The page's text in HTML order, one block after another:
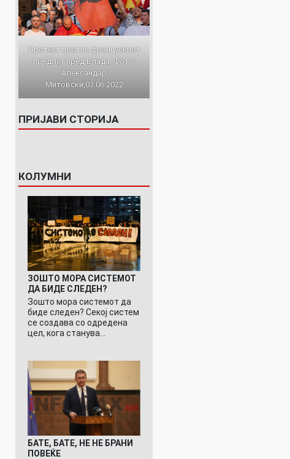
Протест против францускиот
предлог пред Влада. Фото:
Александар
Митовски,03.06.2022
ПРИЈАВИ СТОРИЈА
КОЛУМНИ
ЗОШТО МОРА СИСТЕМОТ
ДА БИДЕ СЛЕДЕН?
Зошто мора системот да
биде следен? Секој систем
се создава со одредена
цел, кога станува…
БАТЕ, БАТЕ, НЕ НЕ БРАНИ
ПОВЕЌЕ